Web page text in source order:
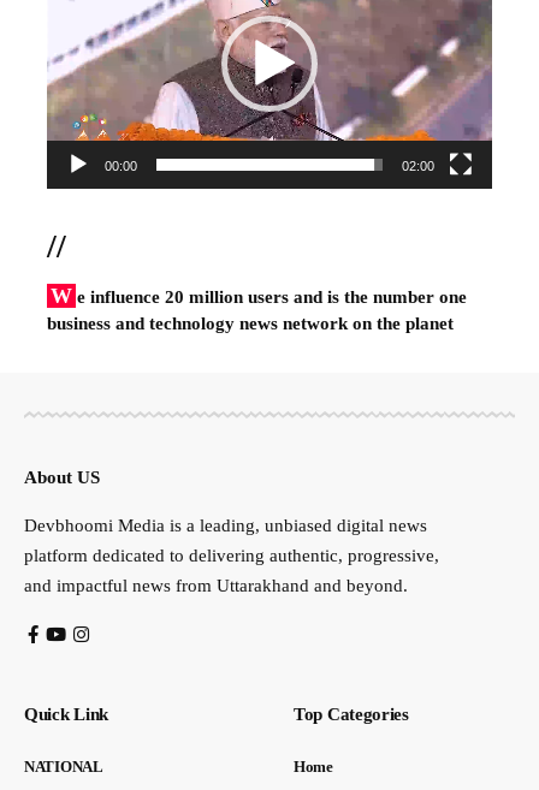
00:00 02:00
//
W e influence 20 million users and is the number one
business and technology news network on the planet
About US
Devbhoomi Media is a leading, unbiased digital news
platform dedicated to delivering authentic, progressive,
and impactful news from Uttarakhand and beyond.
Quick Link
NATIONAL
Top Categories
Home